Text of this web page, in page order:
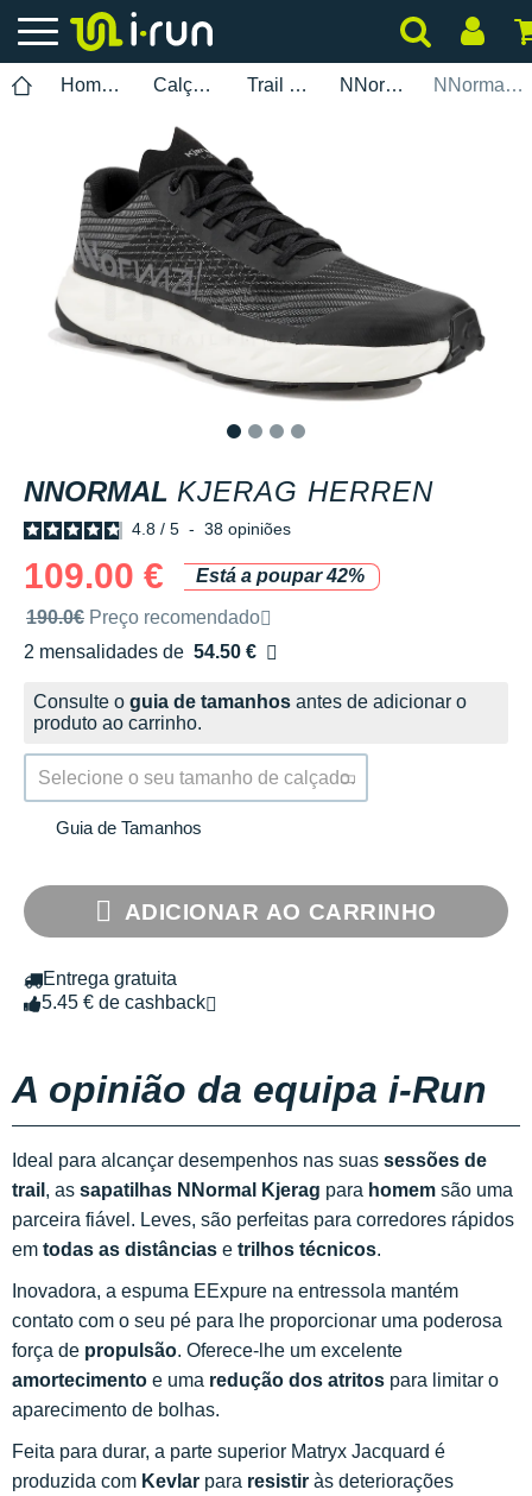
Homem Calçados Trail Running NNormal NNormal Kjerag Herren
NNORMAL KJERAG HERREN
4.8 / 5 - 38 opiniões
109.00 €
Está a poupar 42%
Preço de venda recomendado pela marca
190.0€ Preço recomendado
2 mensalidades de 54.50 €
sem custos
Consulte o guia de tamanhos antes de adicionar o
produto ao carrinho.
Selecione o seu tamanho de calçado.
Guia de Tamanhos
ADICIONAR AO CARRINHO
Entrega gratuita
5.45 € de cashback
A opinião da equipa i-Run
Ideal para alcançar desempenhos nas suas sessões de
trail , as sapatilhas NNormal Kjerag para homem são uma
parceira fiável. Leves, são perfeitas para corredores rápidos
em todas as distâncias e trilhos técnicos.
Inovadora, a espuma EExpure na entressola mantém
contato com o seu pé para lhe proporcionar uma poderosa
força de propulsão. Oferece-lhe um excelente
amortecimento e uma redução dos atritos para limitar o
aparecimento de bolhas.
Feita para durar, a parte superior Matryx Jacquard é
produzida com Kevlar para resistir às deteriorações